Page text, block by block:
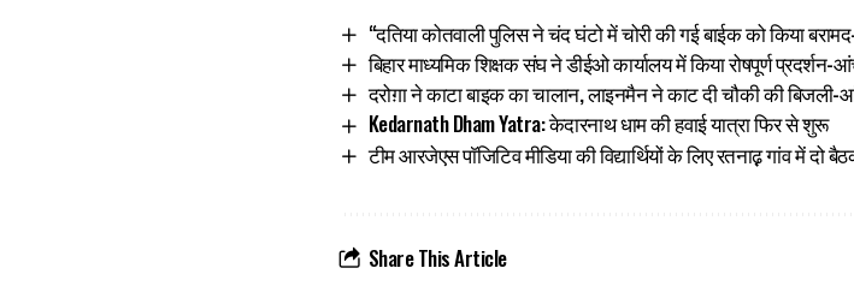
“दतिया कोतवाली पुलिस ने चंद घंटो में चोरी की गई बाईक को किया
बिहार माध्यमिक शिक्षक संघ ने डीईओ कार्यालय में किया रोषपूर्ण
दरोग़ा ने काटा बाइक का चालान, लाइनमैन ने काट दी चौकी की
Kedarnath Dham Yatra: केदारनाथ धाम की हवाई यात्रा फिर से शुरू
टीम आरजेएस पाॅजिटिव मीडिया की‌ विद्यार्थियों के लिए रतनाढ़़ गांव
Share This Article